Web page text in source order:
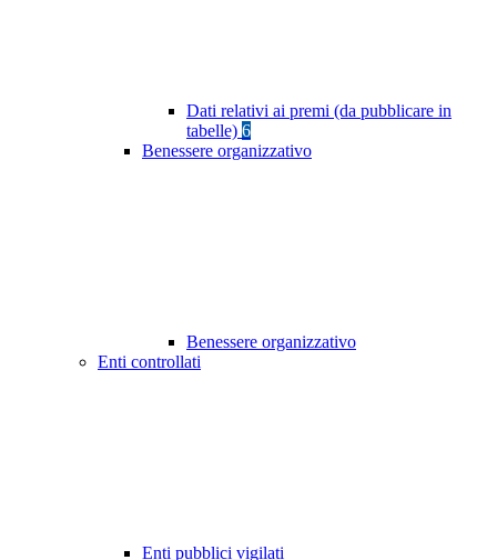
Dati relativi ai premi (da pubblicare in
tabelle) 6
Benessere organizzativo
Benessere organizzativo
Enti controllati
Enti pubblici vigilati